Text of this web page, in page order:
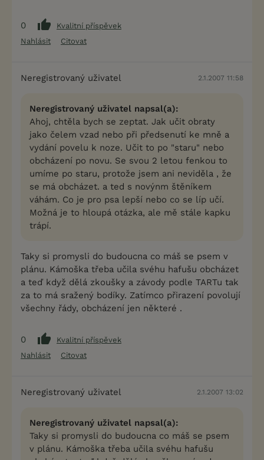
0
Kvalitní příspěvek
Nahlásit
Citovat
Neregistrovaný uživatel 2.1.2007 11:58
Neregistrovaný uživatel napsal(a):
Ahoj, chtěla bych se zeptat. Jak učit obraty
jako čelem vzad nebo při předsenutí ke mně a
vydání povelu k noze. Učit to po "staru" nebo
obcházení po novu. Se svou 2 letou fenkou to
umíme po staru, protože jsem ani neviděla , že
se má obcházet. a ted s novýnm štěníkem
váhám. Co je pro psa lepší nebo co se líp učí.
Možná je to hloupá otázka, ale mě stále kapku
trápí.
Taky si promysli do budoucna co máš se psem v
plánu. Kámoška třeba učila svéhu hafušu obcházet
a teď když dělá zkoušky a závody podle TARTu tak
za to má sražený bodíky. Zatímco přirazení povolují
všechny řády, obcházení jen některé .
0
Kvalitní příspěvek
Nahlásit
Citovat
Neregistrovaný uživatel 2.1.2007 13:02
Neregistrovaný uživatel napsal(a):
Taky si promysli do budoucna co máš se psem
v plánu. Kámoška třeba učila svéhu hafušu